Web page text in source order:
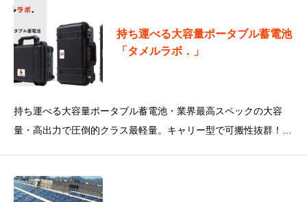
持ち運べる大容量ポータブル蓄電池
「タメルラボ．」
持ち運べる大容量ポータブル蓄電池・業界最高スペックの大容
量・高出力で圧倒的クラス最軽量。キャリー型で可搬性抜群！・